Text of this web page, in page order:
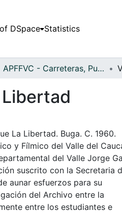
DSpace Statistics
APFFVC - Carreteras, Puentes - Patrimonial
La Libertad. Buga. C. 1960.
y Fílmico del Valle del
del Valle Jorge
suscrito con la Secretaria
aunar esfuerzos para su
del Archivo entre la
entre los estudiantes e